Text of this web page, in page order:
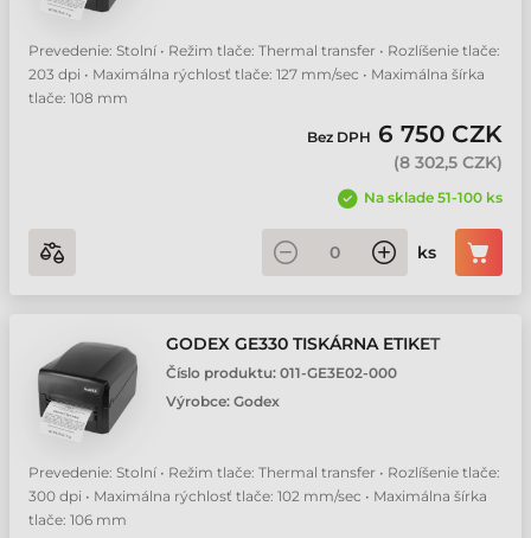
Prevedenie: Stolní • Režim tlače: Thermal transfer • Rozlíšenie tlače:
203 dpi • Maximálna rýchlosť tlače: 127 mm/sec • Maximálna šírka
tlače: 108 mm
Bez DPH 6 750 CZK
(8 302,5 CZK)
Na sklade 51-100 ks
ks
GODEX GE330 TISKÁRNA ETIKET
Číslo produktu: 011-GE3E02-000
Výrobce: Godex
Prevedenie: Stolní • Režim tlače: Thermal transfer • Rozlíšenie tlače:
300 dpi • Maximálna rýchlosť tlače: 102 mm/sec • Maximálna šírka
tlače: 106 mm